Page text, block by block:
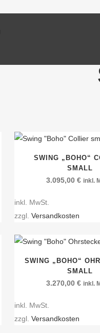
SWING „BOHO“
SMALL
3.095,00€ inkl.
inkl. MwSt.
zzgl.Versandkosten
SWING „BOHO“
SMALL
3.270,00€ inkl.
inkl. MwSt.
zzgl.Versandkosten